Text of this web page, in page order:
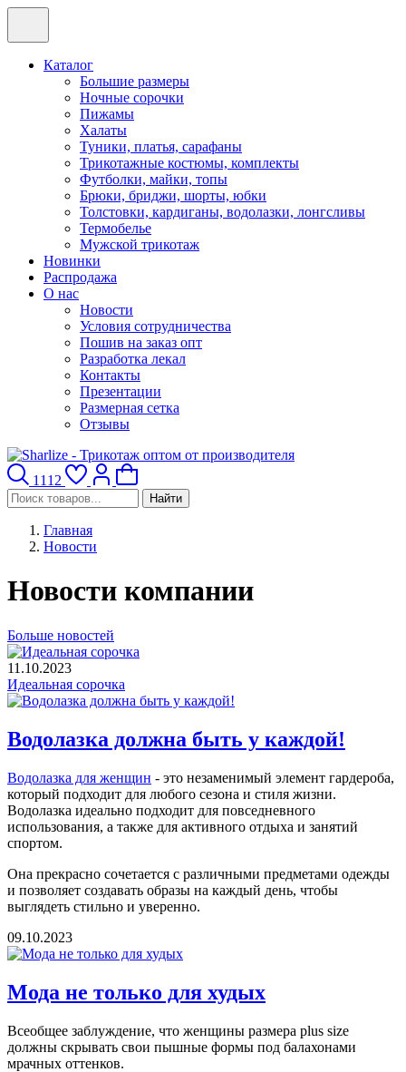
Каталог
Большие размеры
Ночные сорочки
Пижамы
Халаты
Туники, платья, сарафаны
Трикотажные костюмы, комплекты
Футболки, майки, топы
Брюки, бриджи, шорты, юбки
Толстовки, кардиганы, водолазки, лонгсливы
Термобелье
Мужской трикотаж
Новинки
Распродажа
О нас
Новости
Условия сотрудничества
Пошив на заказ опт
Разработка лекал
Контакты
Презентации
Размерная сетка
Отзывы
1112
Найти
Главная
Новости
Новости компании
Больше новостей
11.10.2023
Идеальная сорочка
Водолазка должна быть у каждой!
Водолазка для женщин - это незаменимый элемент гардероба,
который подходит для любого сезона и стиля жизни.
Водолазка идеально подходит для повседневного
использования, а также для активного отдыха и занятий
спортом.
Она прекрасно сочетается с различными предметами одежды
и позволяет создавать образы на каждый день, чтобы
выглядеть стильно и уверенно.
09.10.2023
Мода не только для худых
Всеобщее заблуждение, что женщины размера plus size
должны скрывать свои пышные формы под балахонами
мрачных оттенков.